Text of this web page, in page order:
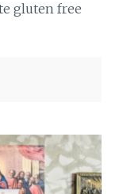
gluten free